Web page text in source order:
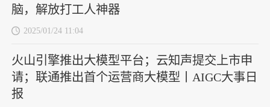
脑，解放打工人神器
2025/01/24 11:04
火山引擎推出大模型平台；云知声提交上市申
请；联通推出首个运营商大模型丨AIGC大事日
报